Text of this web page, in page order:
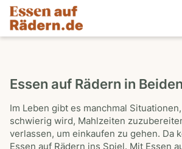
Essen auf Rädern in
Im Leben gibt es manchmal
schwierig wird, Mahlzeiten
verlassen, um einkaufen zu gehen. Da
Essen auf Rädern ins Spiel. Mit Essen